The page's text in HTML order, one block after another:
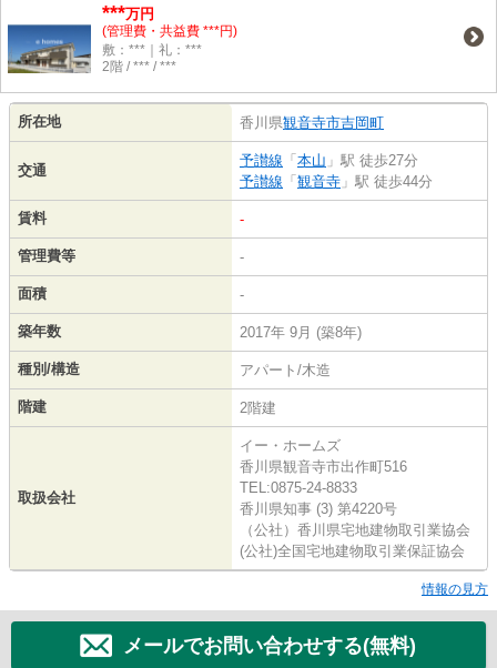
***万円
(管理費・共益費 ***円)
敷：***｜礼：***
2階 / *** / ***
所在地 香川県観音寺市吉岡町
交通
予讃線 「 本山 」駅 徒歩27分
予讃線 「 観音寺 」駅 徒歩44分
賃料 -
管理費等 -
面積 -
築年数 2017年 9月 (築8年)
種別/構造 アパート/木造
階建 2階建
取扱会社
イー・ホームズ
香川県観音寺市出作町516
TEL:0875-24-8833
香川県知事 (3) 第4220号
（公社）香川県宅地建物取引業協会
(公社)全国宅地建物取引業保証協会
情報の見方
メールでお問い合わせする(無料)